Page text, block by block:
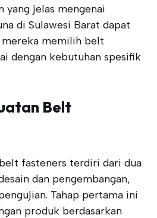
yang jelas mengenai
di Sulawesi Barat dapat
memilih belt
dengan kebutuhan spesifik
Belt
fasteners terdiri dari dua
dan pengembangan,
Tahap pertama ini
produk berdasarkan